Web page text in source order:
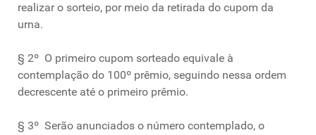
realizar o sorteio, por meio da retirada do cupom da
urna.
§ 2º O primeiro cupom sorteado equivale à
contemplação do 100º prêmio, seguindo nessa ordem
decrescente até o primeiro prêmio.
§ 3º Serão anunciados o número contemplado, o